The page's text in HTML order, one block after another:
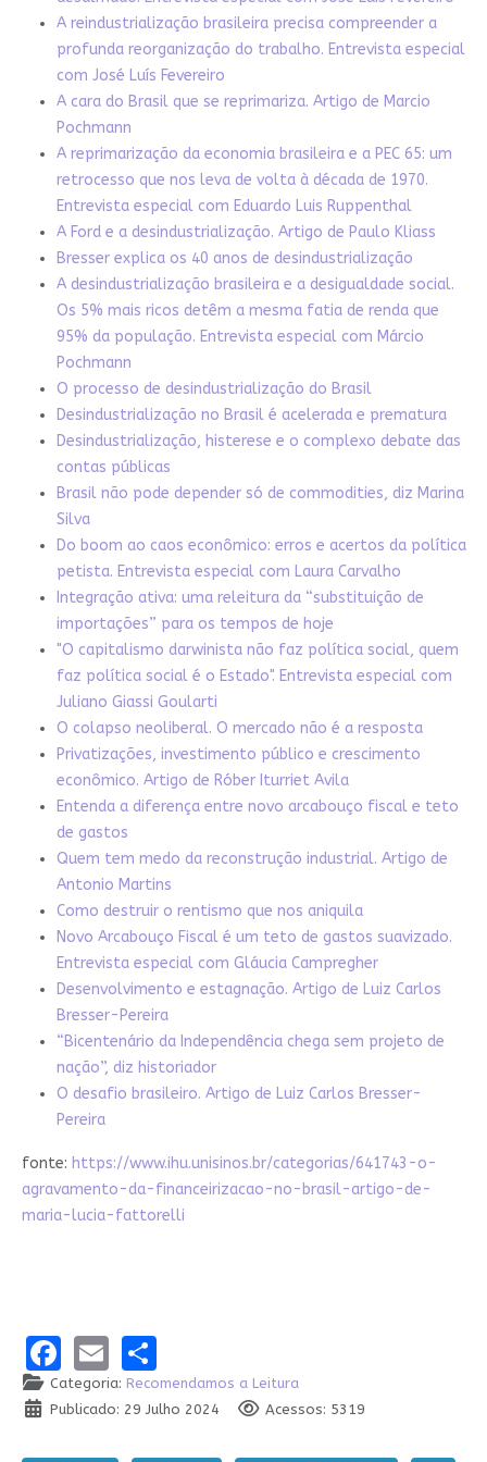
A reindustrialização brasileira precisa compreender a
profunda reorganização do trabalho. Entrevista especial
com José Luís Fevereiro
A cara do Brasil que se reprimariza. Artigo de Marcio
Pochmann
A reprimarização da economia brasileira e a PEC 65: um
retrocesso que nos leva de volta à década de 1970.
Entrevista especial com Eduardo Luis Ruppenthal
A Ford e a desindustrialização. Artigo de Paulo Kliass
Bresser explica os 40 anos de desindustrialização
A desindustrialização brasileira e a desigualdade social.
Os 5% mais ricos detêm a mesma fatia de renda que
95% da população. Entrevista especial com Márcio
Pochmann
O processo de desindustrialização do Brasil
Desindustrialização no Brasil é acelerada e prematura
Desindustrialização, histerese e o complexo debate das
contas públicas
Brasil não pode depender só de commodities, diz Marina
Silva
Do boom ao caos econômico: erros e acertos da política
petista. Entrevista especial com Laura Carvalho
Integração ativa: uma releitura da “substituição de
importações” para os tempos de hoje
"O capitalismo darwinista não faz política social, quem
faz política social é o Estado". Entrevista especial com
Juliano Giassi Goularti
O colapso neoliberal. O mercado não é a resposta
Privatizações, investimento público e crescimento
econômico. Artigo de Róber Iturriet Avila
Entenda a diferença entre novo arcabouço fiscal e teto
de gastos
Quem tem medo da reconstrução industrial. Artigo de
Antonio Martins
Como destruir o rentismo que nos aniquila
Novo Arcabouço Fiscal é um teto de gastos suavizado.
Entrevista especial com Gláucia Campregher
Desenvolvimento e estagnação. Artigo de Luiz Carlos
Bresser-Pereira
“Bicentenário da Independência chega sem projeto de
nação”, diz historiador
O desafio brasileiro. Artigo de Luiz Carlos Bresser-
Pereira
fonte: https://www.ihu.unisinos.br/categorias/641743-o-
agravamento-da-financeirizacao-no-brasil-artigo-de-
maria-lucia-fattorelli
Facebook
EmailShare
Categoria: Recomendamos a Leitura
Publicado: 29 Julho 2024
Acessos: 5319